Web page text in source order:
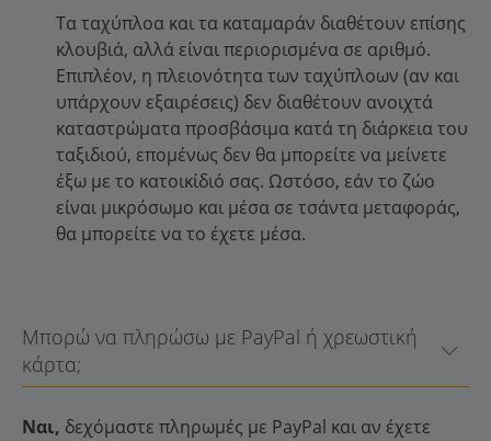
Τα ταχύπλοα και τα καταμαράν διαθέτουν επίσης
κλουβιά, αλλά είναι περιορισμένα σε αριθμό.
Επιπλέον, η πλειονότητα των ταχύπλοων (αν και
υπάρχουν εξαιρέσεις) δεν διαθέτουν ανοιχτά
καταστρώματα προσβάσιμα κατά τη διάρκεια του
ταξιδιού, επομένως δεν θα μπορείτε να μείνετε
έξω με το κατοικίδιό σας. Ωστόσο, εάν το ζώο
είναι μικρόσωμο και μέσα σε τσάντα μεταφοράς,
θα μπορείτε να το έχετε μέσα.
Μπορώ να πληρώσω με PayPal ή χρεωστική
κάρτα;
Ναι, δεχόμαστε πληρωμές με PayPal και αν έχετε